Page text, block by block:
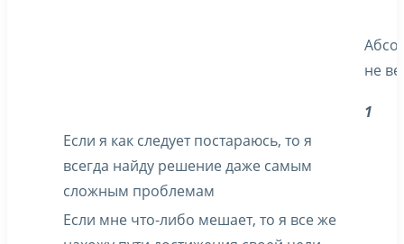
не
1
Если я как следует постараюсь, то я
всегда найду решение даже самым
сложным проблемам
Если мне что-либо мешает, то я все же